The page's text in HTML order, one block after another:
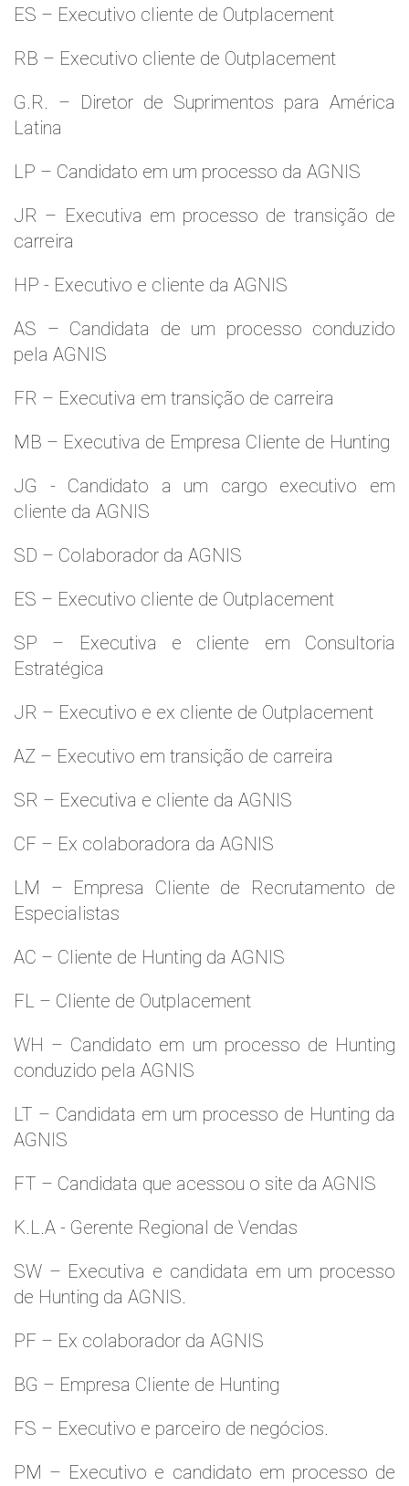
ES – Executivo cliente de Outplacement
RB – Executivo cliente de Outplacement
G.R. – Diretor de Suprimentos para América
Latina
LP – Candidato em um processo da AGNIS
JR – Executiva em processo de transição de
carreira
HP - Executivo e cliente da AGNIS
AS – Candidata de um processo conduzido
pela AGNIS
FR – Executiva em transição de carreira
MB – Executiva de Empresa Cliente de Hunting
JG - Candidato a um cargo executivo em
cliente da AGNIS
SD – Colaborador da AGNIS
ES – Executivo cliente de Outplacement
SP – Executiva e cliente em Consultoria
Estratégica
JR – Executivo e ex cliente de Outplacement
AZ – Executivo em transição de carreira
SR – Executiva e cliente da AGNIS
CF – Ex colaboradora da AGNIS
LM – Empresa Cliente de Recrutamento de
Especialistas
AC – Cliente de Hunting da AGNIS
FL – Cliente de Outplacement
WH – Candidato em um processo de Hunting
conduzido pela AGNIS
LT – Candidata em um processo de Hunting da
AGNIS
FT – Candidata que acessou o site da AGNIS
K.L.A - Gerente Regional de Vendas
SW – Executiva e candidata em um processo
de Hunting da AGNIS.
PF – Ex colaborador da AGNIS
BG – Empresa Cliente de Hunting
FS – Executivo e parceiro de negócios.
PM – Executivo e candidato em processo de